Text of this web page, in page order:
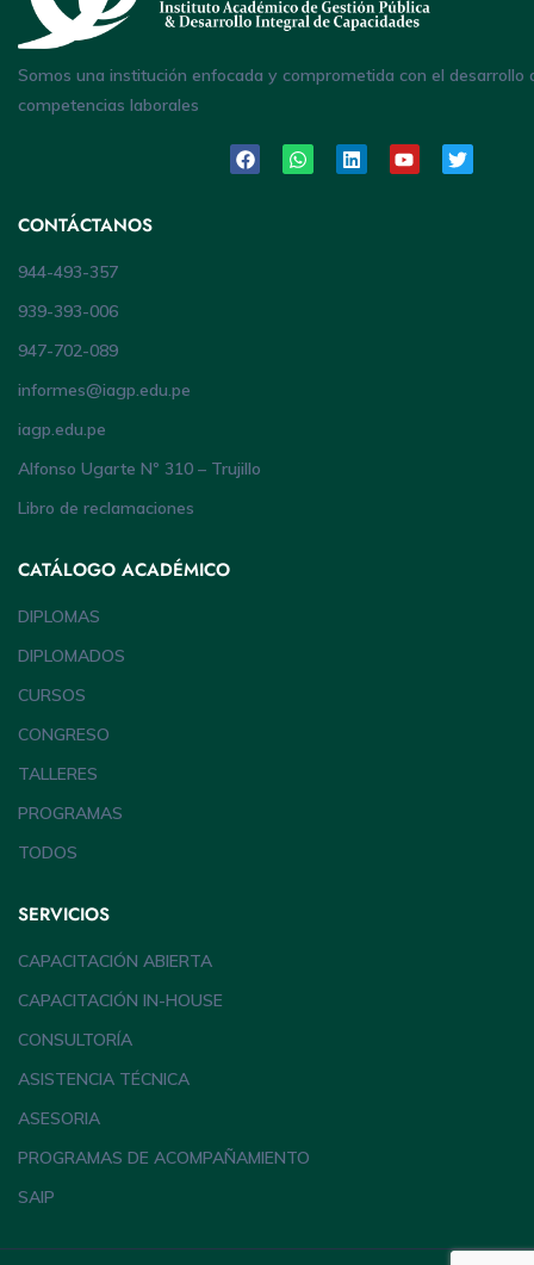
Somos una institución enfocada y comprometida con el desarrollo
competencias laborales
CONTÁCTANOS
944-493-357
939-393-006
947-702-089
informes@iagp.edu.pe
iagp.edu.pe
Alfonso Ugarte Nº 310 – Trujillo
Libro de reclamaciones
CATÁLOGO ACADÉMICO
DIPLOMAS
DIPLOMADOS
CURSOS
CONGRESO
TALLERES
PROGRAMAS
TODOS
SERVICIOS
CAPACITACIÓN ABIERTA
CAPACITACIÓN IN-HOUSE
CONSULTORÍA
ASISTENCIA TÉCNICA
ASESORIA
PROGRAMAS DE ACOMPAÑAMIENTO
SAIP